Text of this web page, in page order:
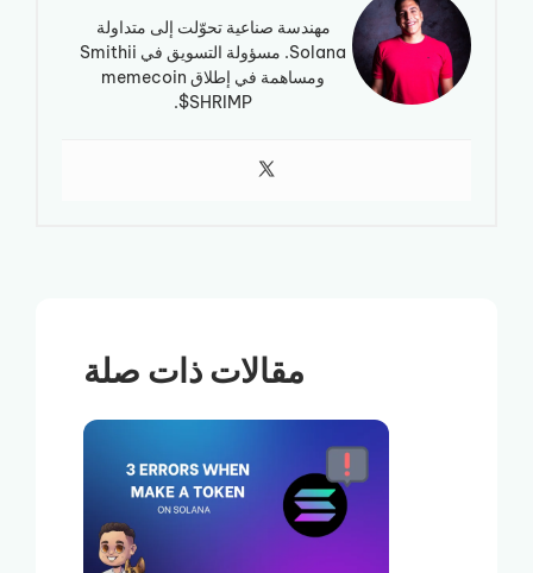
مهندسة صناعية تحوّلت إلى متداولة
Solana. مسؤولة التسويق في Smithii
ومساهمة في إطلاق memecoin
$SHRIMP.
مقالات ذات صلة